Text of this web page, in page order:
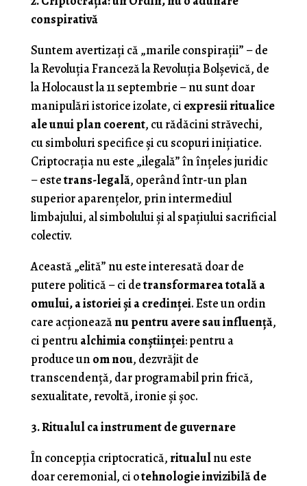
conspirativă
Suntem avertizaţi că „marile conspirații” – de
la Revoluția Franceză la Revoluția Bolșevică, de
la Holocaust la 11 septembrie – nu sunt doar
manipulări istorice izolate, ci expresii ritualice
ale unui plan coerent, cu rădăcini străvechi,
cu simboluri specifice și cu scopuri inițiatice.
Criptocrația nu este „ilegală” în înțeles juridic
– estetrans-legală, operând într-un plan
superior aparențelor, prin intermediul
limbajului, al simbolului și al spațiului sacrificial
colectiv.
Această „elită” nu este interesată doar de
putere politică – ci detransformarea totală a
omului, a istoriei și a credinței. Este un ordin
care acționeazănu pentru avere sau influență,
ci pentrualchimia conștiinței: pentru a
produce un om nou, dezvrăjit de
transcendență, dar programabil prin frică,
sexualitate, revoltă, ironie și șoc.
3. Ritualul ca instrument de guvernare
În concepția criptocratică,ritualulnu este
doar ceremonial, ci otehnologie invizibilă de